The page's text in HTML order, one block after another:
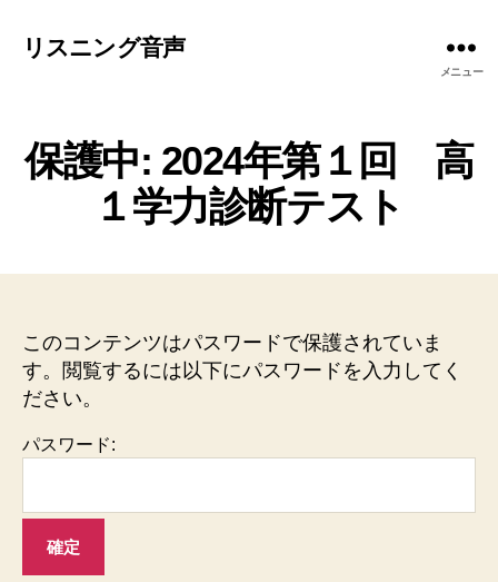
リスニング音声
メニュー
保護中: 2024年第１回 高
１学力診断テスト
このコンテンツはパスワードで保護されていま
す。閲覧するには以下にパスワードを入力してく
ださい。
パスワード: